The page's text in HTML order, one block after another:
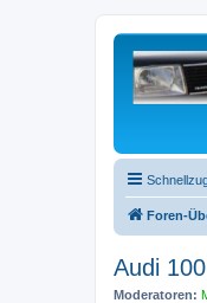
Foren-
Audi
Moderatoren: